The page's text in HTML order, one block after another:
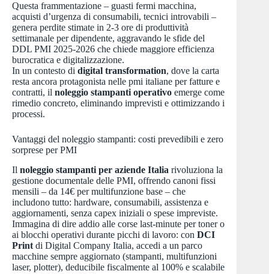
Questa frammentazione – guasti fermi macchina,
acquisti d’urgenza di consumabili, tecnici introvabili –
genera perdite stimate in 2-3 ore di produttività
settimanale per dipendente, aggravando le sfide del
DDL PMI 2025-2026 che chiede maggiore efficienza
burocratica e digitalizzazione.
In un contesto di digital transformation, dove la carta
resta ancora protagonista nelle pmi italiane per fatture e
contratti, il noleggio stampanti operativo emerge come
rimedio concreto, eliminando imprevisti e ottimizzando i
processi.
Vantaggi del noleggio stampanti: costi prevedibili e zero
sorprese per PMI
Il noleggio stampanti per aziende Italia rivoluziona la
gestione documentale delle PMI, offrendo canoni fissi
mensili – da 14€ per multifunzione base – che
includono tutto: hardware, consumabili, assistenza e
aggiornamenti, senza capex iniziali o spese impreviste.
Immagina di dire addio alle corse last-minute per toner o
ai blocchi operativi durante picchi di lavoro: con DCI
Print di Digital Company Italia, accedi a un parco
macchine sempre aggiornato (stampanti, multifunzioni
laser, plotter), deducibile fiscalmente al 100% e scalabile